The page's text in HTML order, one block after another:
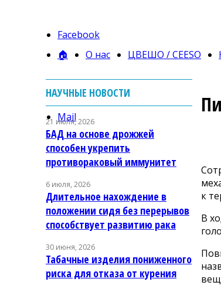
Facebook
Mail
🏠 О нас ЦВЕШО / CEESO
к
В
НАУЧНЫЕ НОВОСТИ
21 июля, 2026
БАД на основе дрожжей
способен укрепить
противораковый иммунитет
6 июля, 2026
Длительное нахождение в
положении сидя без перерывов
способствует развитию рака
30 июня, 2026
Табачные изделия пониженного
риска для отказа от курения